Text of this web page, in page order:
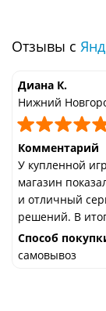
Отзывы с
Диана К.
Нижний
Комментарий
У купленной
магазин
и отличный
решений. В
Способ
самовывоз